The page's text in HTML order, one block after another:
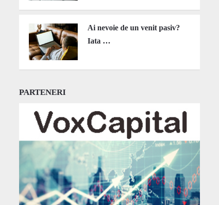
Ai nevoie de un venit pasiv?
Iata …
PARTENERI